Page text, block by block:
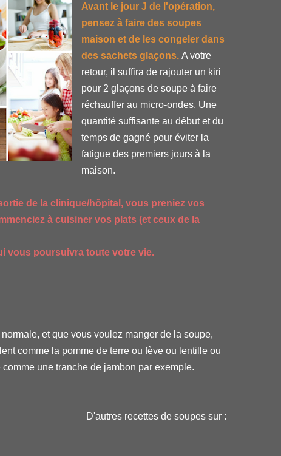
Avant le jour J de l'opération,
pensez à faire des soupes
maison et de les congeler dans
des sachets glaçons. A votre
retour, il suffira de rajouter un kiri
pour 2 glaçons de soupe à faire
réchauffer au micro-ondes. Une
quantité suffisante au début et du
temps de gagné pour éviter la
fatigue des premiers jours à la
maison.
de la clinique/hôpital, vous preniez vos
à cuisiner vos plats (et ceux de la
vous poursuivra toute votre vie.
et que vous voulez manger de la soupe,
comme la pomme de terre ou fève ou lentille ou
une tranche de jambon par exemple.
D'autres recettes de soupes sur :